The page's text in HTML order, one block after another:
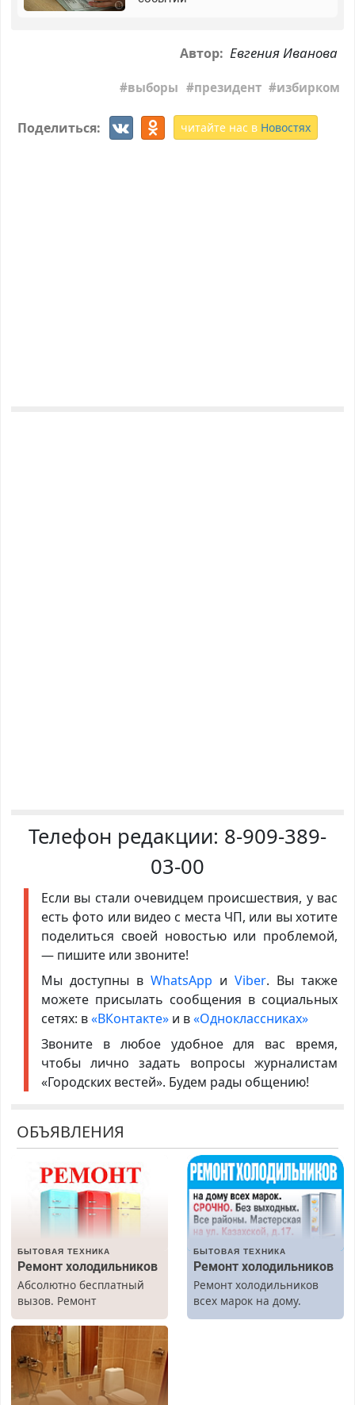
Автор: Евгения Иванова
выборы президент избирком
Поделиться: читайте нас в Новостях
Телефон редакции: 8-909-389-
03-00
Если вы стали очевидцем происшествия, у вас
есть фото или видео с места ЧП, или вы хотите
поделиться своей новостью или проблемой,
— пишите или звоните!
Мы доступны в WhatsApp иViber. Вы также
можете присылать сообщения в социальных
сетях: в«ВКонтакте»и в«Одноклассниках»
Звоните в любое удобное для вас время,
чтобы лично задать вопросы журналистам
«Городских вестей». Будем рады общению!
ОБЪЯВЛЕНИЯ
БЫТОВАЯ ТЕХНИКА
Ремонт холодильников
Абсолютно бесплатный
вызов. Ремонт
холодильников всех
марок на дому, с
гарантией. Все р-ны.
Срочно. Без выходных.
Пенсионерам – скидки до
40%. Мастер со стажем.
БЫТОВАЯ ТЕХНИКА
Ремонт холодильников
Ремонт холодильников
всех марок на дому.